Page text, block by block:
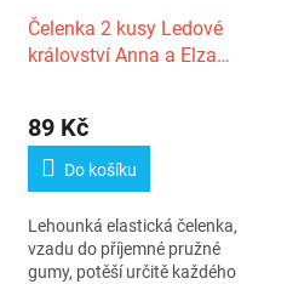
Čelenka 2 kusy Ledové
království Anna a Elza
hodnocení
produktu
5
hvězdiček.
89 Kč
Do košíku
Lehounká elastická čelenka,
vzadu do příjemné pružné
gumy, potěší určitě každého